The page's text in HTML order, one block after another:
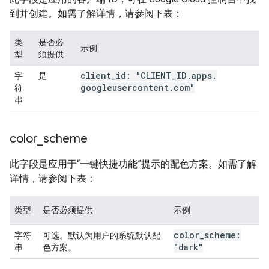
到并创建。如需了解详情，请参阅下表：
类
型
是否必
须提供
示例
字
符
串
是 client id: "CLIENT ID .apps.
googleusercontent. com"
color scheme
此字段是应用于“一键快捷功能”提示的配色方案。如需了解
详情，请参阅下表：
类型 是否必须提供 示例
字符
串
可选。默认为用户的系统默认配
色方案。
color scheme:
"dark"